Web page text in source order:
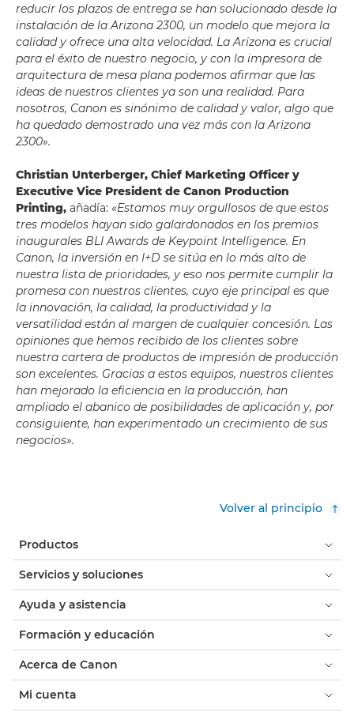
reducir los plazos de entrega se han solucionado desde la
instalación de la Arizona 2300, un modelo que mejora la
calidad y ofrece una alta velocidad. La Arizona es crucial
para el éxito de nuestro negocio, y con la impresora de
arquitectura de mesa plana podemos afirmar que las
ideas de nuestros clientes ya son una realidad. Para
nosotros, Canon es sinónimo de calidad y valor, algo que
ha quedado demostrado una vez más con la Arizona
2300».
Christian Unterberger, Chief Marketing Officer y
Executive Vice President de Canon Production
Printing, añadía: «Estamos muy orgullosos de que estos
tres modelos hayan sido galardonados en los premios
inaugurales BLI Awards de Keypoint Intelligence. En
Canon, la inversión en I+D se sitúa en lo más alto de
nuestra lista de prioridades, y eso nos permite cumplir la
promesa con nuestros clientes, cuyo eje principal es que
la innovación, la calidad, la productividad y la
versatilidad están al margen de cualquier concesión. Las
opiniones que hemos recibido de los clientes sobre
nuestra cartera de productos de impresión de producción
son excelentes. Gracias a estos equipos, nuestros clientes
han mejorado la eficiencia en la producción, han
ampliado el abanico de posibilidades de aplicación y, por
consiguiente, han experimentado un crecimiento de sus
negocios».
Volver al principio
Productos
Servicios y soluciones
Ayuda y asistencia
Formación y educación
Acerca de Canon
Mi cuenta